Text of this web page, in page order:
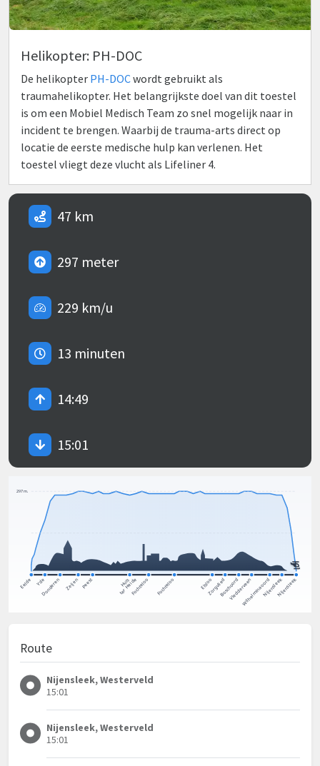
Helikopter: PH-DOC
De helikopter PH-DOCwordt gebruikt als
traumahelikopter. Het belangrijkste doel van dit toestel
is om een Mobiel Medisch Team zo snel mogelijk naar in
incident te brengen. Waarbij de trauma-arts direct op
locatie de eerste medische hulp kan verlenen. Het
toestel vliegt deze vlucht als Lifeliner 4.
47 km
297 meter
229 km/u
13 minuten
14:49
15:01
Route
Nijensleek, Westerveld
15:01
Nijensleek, Westerveld
15:01